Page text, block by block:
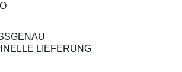
LIEFERUNG